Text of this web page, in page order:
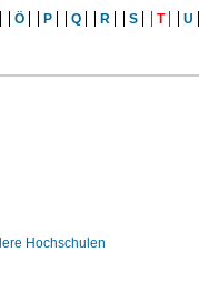
Ö P Q R S T U
Hochschulen